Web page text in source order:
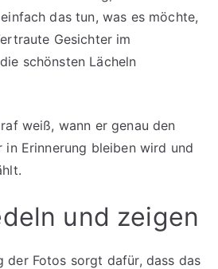
das tun, was es möchte,
Gesichter im
schönsten Lächeln
weiß, wann er genau den
Erinnerung bleiben wird und
und zeigen
der Fotos sorgt dafür, dass das